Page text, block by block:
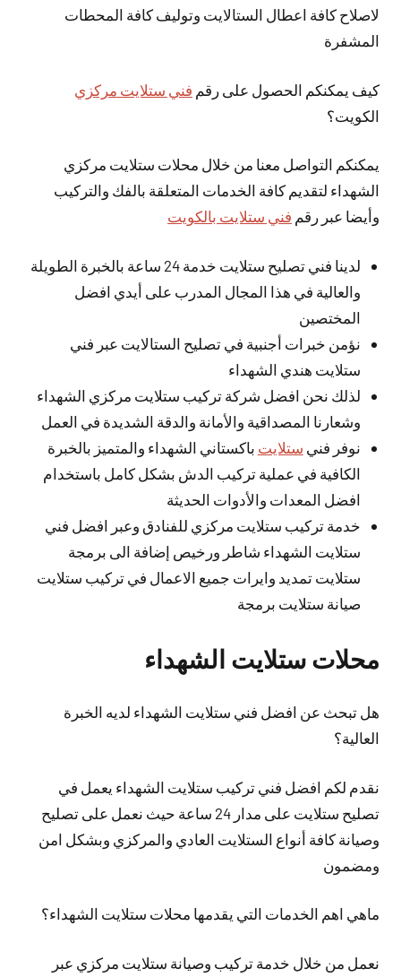
لاصلاح كافة اعطال الستالايت وتوليف كافة المحطات
المشفرة
كيف يمكنكم الحصول على رقم فني ستلايت مركزي
الكويت؟
يمكنكم التواصل معنا من خلال محلات ستلايت مركزي
الشهداء لتقديم كافة الخدمات المتعلقة بالفك والتركيب
وأيضا عبر رقم فني ستلايت بالكويت
لدينا فني تصليح ستلايت خدمة 24 ساعة بالخبرة الطويلة
والعالية في هذا المجال المدرب على أيدي افضل
المختصين
نؤمن خبرات أجنبية في تصليح الستالايت عبر فني
ستلايت هندي الشهداء
لذلك نحن افضل شركة تركيب ستلايت مركزي الشهداء
وشعارنا المصداقية والأمانة والدقة الشديدة في العمل
نوفر فني ستلايت باكستاني الشهداء والمتميز بالخبرة
الكافية في عملية تركيب الدش بشكل كامل باستخدام
افضل المعدات والأدوات الحديثة
خدمة تركيب ستلايت مركزي للفنادق وعبر افضل فني
ستلايت الشهداء شاطر ورخيص إضافة الى برمجة
ستلايت تمديد وايرات جميع الاعمال في تركيب ستلايت
صيانة ستلايت برمجة
محلات ستلايت الشهداء
هل تبحث عن افضل فني ستلايت الشهداء لديه الخبرة
العالية؟
نقدم لكم افضل فني تركيب ستلايت الشهداء يعمل في
تصليح ستلايت على مدار 24 ساعة حيث نعمل على تصليح
وصيانة كافة أنواع الستلايت العادي والمركزي وبشكل امن
ومضمون
ماهي اهم الخدمات التي يقدمها محلات ستلايت الشهداء؟
نعمل من خلال خدمة تركيب وصيانة ستلايت مركزي عبر